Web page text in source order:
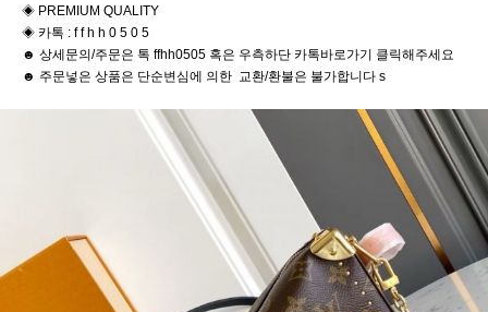
◈ PREMIUM QUALITY
◈ 카톡 : f f h h 0 5 0 5
☻ 상세문의/주문은 톡 ffhh0505 혹은 우측하단 카톡바로가기 클릭해주세요
☻ 주문넣은 상품은 단순변심에 의한 교환/환불은 불가합니다 s